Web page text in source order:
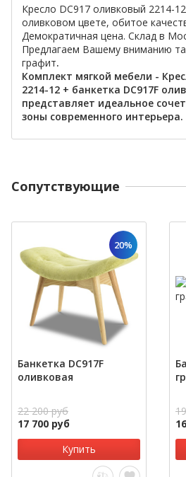
Кресло DC917 оливковый 2214-
оливковом цвете, обитое
Демократичная цена. Склад в
Предлагаем Вашему вниманию
графит.
Комплект мягкой мебели -
2214-12 + банкетка DC917F
представляет идеальное
зоны современного интерьера.
Cопутствующие
20%
Банкетка DC917F
оливковая
22 200 руб
17 700 руб
Купить